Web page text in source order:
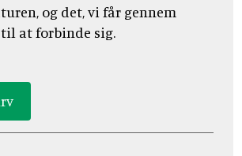
og det, vi får gennem
at forbinde sig.